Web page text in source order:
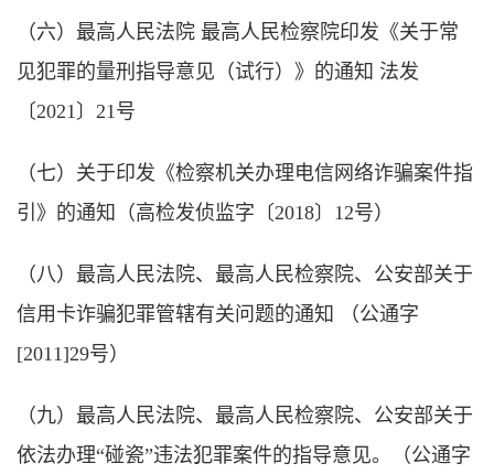
（六）最高人民法院 最高人民检察院印发《关于常
见犯罪的量刑指导意见（试行）》的通知 法发
〔2021〕21号
（七）关于印发《检察机关办理电信网络诈骗案件指
引》的通知（高检发侦监字〔2018〕12号）
（八）最高人民法院、最高人民检察院、公安部关于
信用卡诈骗犯罪管辖有关问题的通知 （公通字
[2011]29号）
（九）最高人民法院、最高人民检察院、公安部关于
依法办理“碰瓷”违法犯罪案件的指导意见。（公通字